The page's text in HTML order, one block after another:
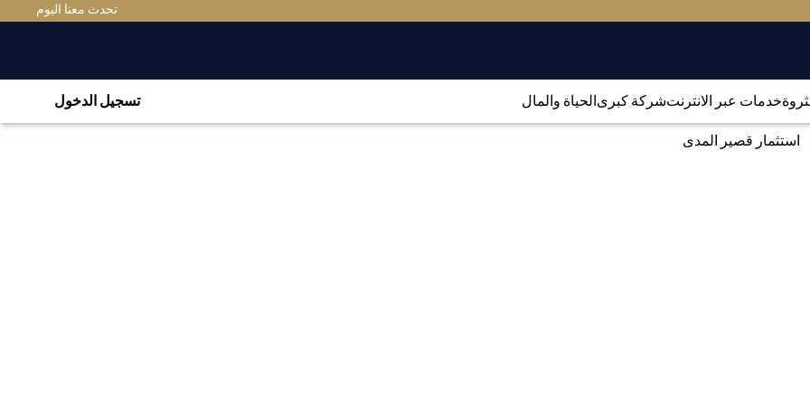
تحدث معنا اليوم
خدمات عبر الانترنتشركة كبرىالحياة والمال تسجيل الدخول
استثمار قصير المدى